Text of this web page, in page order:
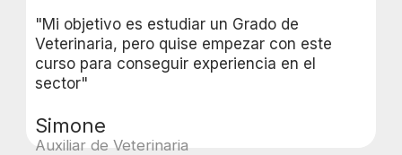
"Mi objetivo es estudiar un Grado de
Veterinaria, pero quise empezar con este
curso para conseguir experiencia en el
sector"
Simone
Auxiliar de Veterinaria